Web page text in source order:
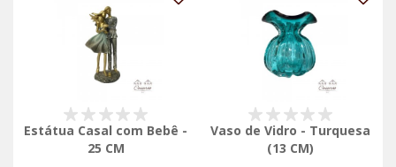
Estátua Casal com Bebê -
25 CM
Vaso de Vidro - Turquesa
(13 CM)